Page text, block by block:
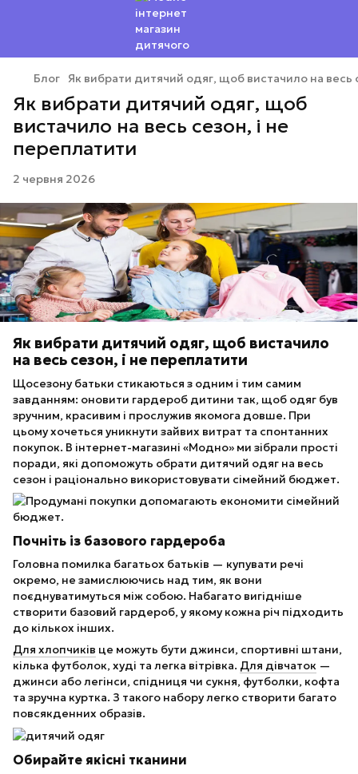
Блог Як вибрати дитячий одяг, щоб вистачило на весь
Як вибрати дитячий одяг, щоб
вистачило на весь сезон, і не
переплатити
2 червня 2026
Як вибрати дитячий одяг, щоб вистачило
на весь сезон, і не переплатити
Щосезону батьки стикаються з одним і тим самим
завданням: оновити гардероб дитини так, щоб одяг був
зручним, красивим і прослужив якомога довше. При
цьому хочеться уникнути зайвих витрат та спонтанних
покупок. В інтернет-магазині «Модно» ми зібрали прості
поради, які допоможуть обрати дитячий одяг на весь
сезон і раціонально використовувати сімейний бюджет.
Почніть із базового гардероба
Головна помилка багатьох батьків — купувати речі
окремо, не замислюючись над тим, як вони
поєднуватимуться між собою. Набагато вигідніше
створити базовий гардероб, у якому кожна річ підходить
до кількох інших.
Для хлопчиків це можуть бути джинси, спортивні штани,
кілька футболок, худі та легка вітрівка. Для дівчаток —
джинси або легінси, спідниця чи сукня, футболки, кофта
та зручна куртка. З такого набору легко створити багато
повсякденних образів.
Обирайте якісні тканини